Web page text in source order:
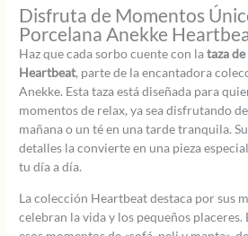
Disfruta de Momentos
Porcelana Anekke
Haz que cada sorbo cuente con lataza
Heartbeat, parte de la encantadora
Anekke. Esta taza está diseñada para
momentos de relax, ya sea disfrutando
mañana o un té en una tarde tranquila.
detalles la convierte en una pieza
tu día a día.
La colección Heartbeat destaca por sus
celebran la vida y los pequeños placeres.